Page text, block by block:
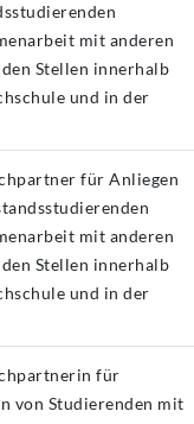
mit anderen
Stellen innerhalb
und in der
für Anliegen
mit anderen
Stellen innerhalb
und in der
für
von Studierenden mit